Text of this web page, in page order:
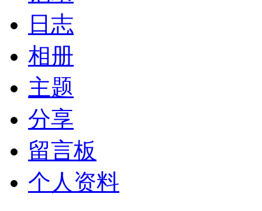
日志
相册
主题
分享
留言板
个人资料